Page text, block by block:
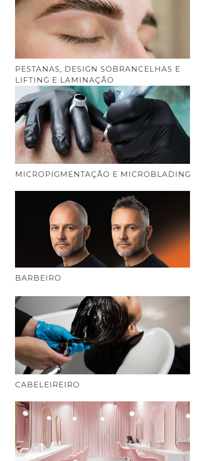
PESTANAS, DESIGN SOBRANCELHAS E
LIFTING E LAMINAÇÃO
MICROPIGMENTAÇÃO E MICROBLADING
BARBEIRO
CABELEIREIRO